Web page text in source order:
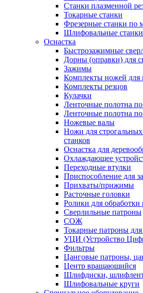
Станки плазменной
Токарные станки
Фрезерные станки по
Шлифовальные
Оснастка
Быстрозажимные
Дорны (оправки) для
Зажимы
Комплекты ножей для
Комплекты резцов
Кулачки
Ленточные полотна по
Ленточные полотна
Ножевые валы
Ножи для
станков
Оснастка для
Охлаждающее
Переходные втулки
Приспособление для
Прихваты/прижимы
Расточные головки
Ролики для обработки
Сверлильные патроны
СОЖ
Токарные патроны для
УЦИ (Устройство
Фильтры
Цанговые патроны,
Центр вращающийся
Шлифдиски,
Шлифовальные круги